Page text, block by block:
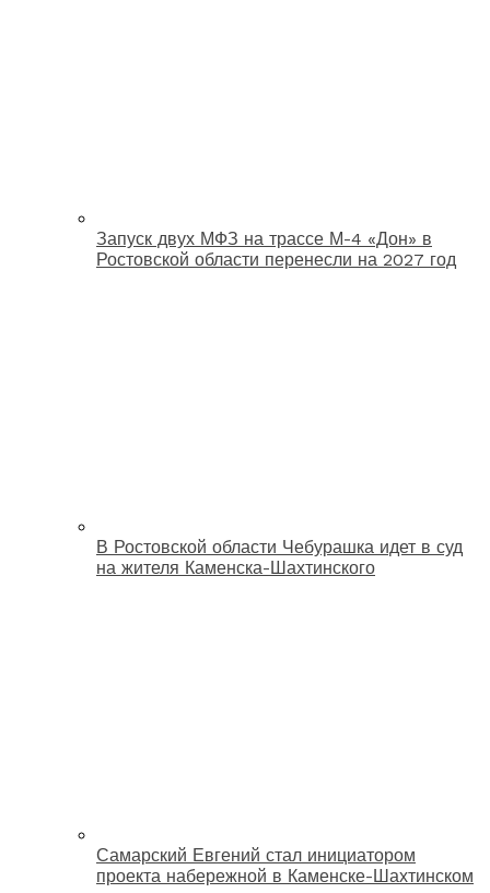
Запуск двух МФЗ на трассе М-4 «Дон» в
Ростовской области перенесли на 2027 год
В Ростовской области Чебурашка идет в суд
на жителя Каменска-Шахтинского
Самарский Евгений стал инициатором
проекта набережной в Каменске-Шахтинском